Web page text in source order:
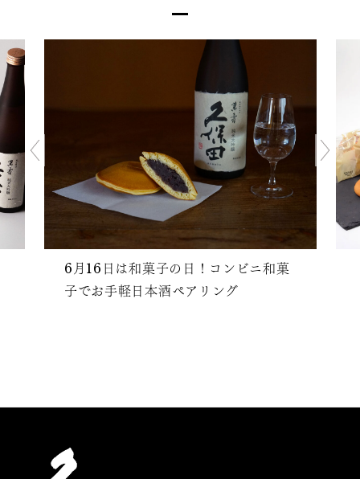
6月16日は和菓子の日！コンビニ和菓
子でお手軽日本酒ペアリング